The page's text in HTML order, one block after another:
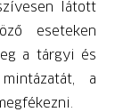
látott
eseteken
a tárgyi és
a